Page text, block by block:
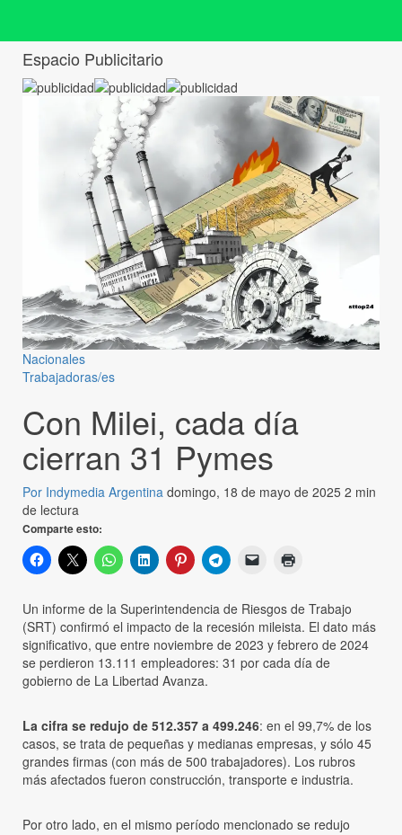
Espacio Publicitario
Nacionales
Trabajadoras/es
Con Milei, cada día
cierran 31 Pymes
Por Indymedia Argentina domingo, 18 de mayo de 2025 2 min
de lectura
Comparte esto:
Un informe de la Superintendencia de Riesgos de Trabajo
(SRT) confirmó el impacto de la recesión mileista. El dato más
significativo, que entre noviembre de 2023 y febrero de 2024
se perdieron 13.111 empleadores: 31 por cada día de
gobierno de La Libertad Avanza.
La cifra se redujo de 512.357 a 499.246: en el 99,7% de los
casos, se trata de pequeñas y medianas empresas, y sólo 45
grandes firmas (con más de 500 trabajadores). Los rubros
más afectados fueron construcción, transporte e industria.
Por otro lado, en el mismo período mencionado se redujo